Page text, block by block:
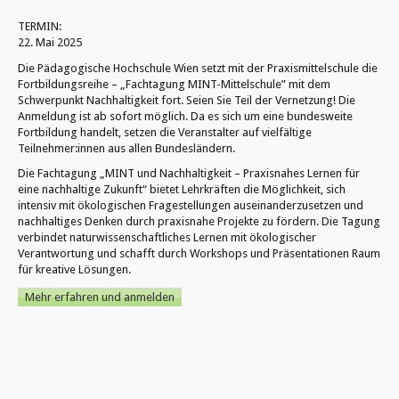
TERMIN:
22. Mai 2025
Die Pädagogische Hochschule Wien setzt mit der Praxismittelschule die
Fortbildungsreihe – „Fachtagung MINT-Mittelschule” mit dem
Schwerpunkt Nachhaltigkeit fort. Seien Sie Teil der Vernetzung! Die
Anmeldung ist ab sofort möglich. Da es sich um eine bundesweite
Fortbildung handelt, setzen die Veranstalter auf vielfältige
Teilnehmer:innen aus allen Bundesländern.
Die Fachtagung „MINT und Nachhaltigkeit – Praxisnahes Lernen für
eine nachhaltige Zukunft“ bietet Lehrkräften die Möglichkeit, sich
intensiv mit ökologischen Fragestellungen auseinanderzusetzen und
nachhaltiges Denken durch praxisnahe Projekte zu fördern. Die Tagung
verbindet naturwissenschaftliches Lernen mit ökologischer
Verantwortung und schafft durch Workshops und Präsentationen Raum
für kreative Lösungen.
Mehr erfahren und anmelden